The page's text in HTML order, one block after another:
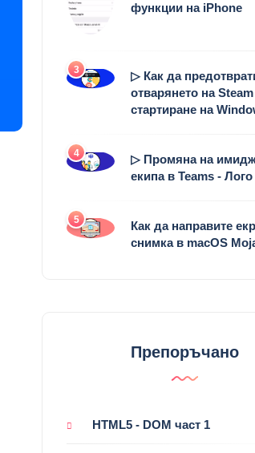
функции на iPhone
3
▷ Как да
отварянето на
стартиране на
4
▷ Промяна на
екипа в Teams - Лого
5
Как да направите
снимка в macOS
Препоръчано
HTML5 - DOM част 1